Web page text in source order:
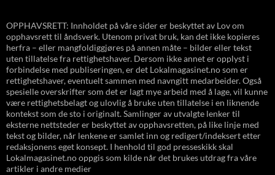
OPPHAVSRETT: Innholdet på våre sider er beskyttet av Lov om
opphavsrett til åndsverk. Utenom privat bruk, kan det ikke kopieres
herfra – eller mangfoldiggjøres på annen måte – bilder eller tekst
uten tillatelse fra rettighetshaver. Dersom ikke annet er opplyst i
forbindelse med publiseringen, er det Lokalmagasinet.no som er
rettighetshaver, eventuelt sammen med navngitt medarbeider. Også
spesielle overskrifter som det er lagt mye arbeid med å lage, vil kunne
være rettighetsbelagt og ulovlig å bruke uten tillatelse i en liknende
kontekst som de sto i originalt. Samlinger av utvalgte lenker til
eksterne nettsteder er beskyttet av opphavsretten, på like linje med
tekst og bilder, når lenkene er samlet inn og redigert/indeksert etter
redaksjonens eget konsept. I henhold til god presseskikk skal
Lokalmagasinet.no oppgis som kilde når det brukes utdrag fra våre
artikler i andre medier